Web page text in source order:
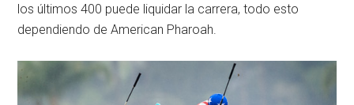
los últimos 400 puede liquidar la carrera, todo esto
dependiendo de American Pharoah.